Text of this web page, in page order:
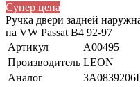
Супер цена
Ручка двери задней
на VW Passat B4 92-97
Артикул
A00495
Производитель LEON
Аналог